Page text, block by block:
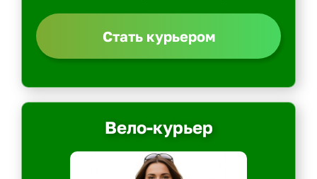
Стать курьером
Вело-курьер